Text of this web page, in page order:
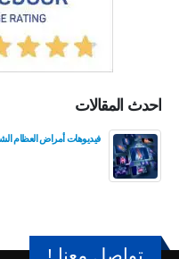
احدث المقالات
فيديوهات أمراض العظام